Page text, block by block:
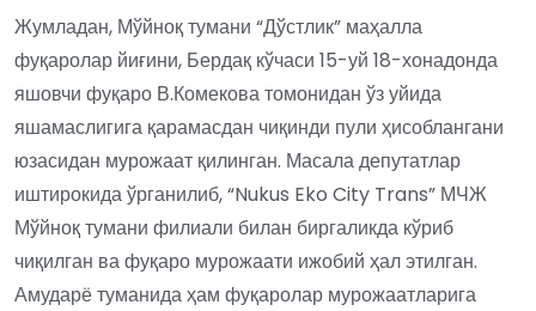
Жумладан, Мўйноқ тумани “Дўстлик” маҳалла
фуқаролар йиғини, Бердақ кўчаси 15-уй 18-хонадонда
яшовчи фуқаро В.Комекова томонидан ўз уйида
яшамаслигига қарамасдан чиқинди пули ҳисоблангани
юзасидан мурожаат қилинган. Масала депутатлар
иштирокида ўрганилиб, “Nukus Eko City Trans” МЧЖ
Мўйноқ тумани филиали билан биргаликда кўриб
чиқилган ва фуқаро мурожаати ижобий ҳал этилган.
Амударё туманида ҳам фуқаролар мурожаатларига